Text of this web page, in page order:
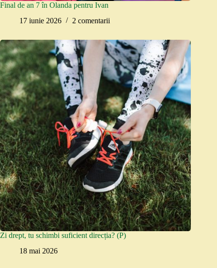
Final de an 7 în Olanda pentru Ivan
17 iunie 2026
2 comentarii
Zi drept, tu schimbi suficient direcția? (P)
18 mai 2026